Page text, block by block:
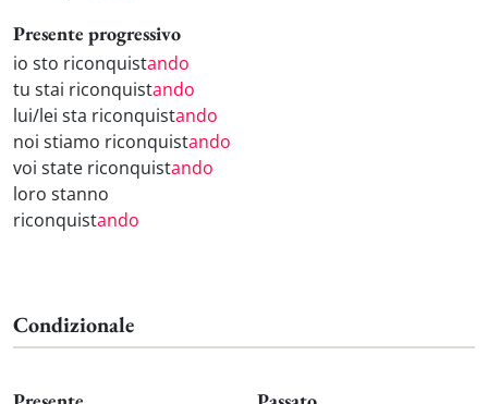
Presente progressivo
io sto riconquistando
tu stai riconquistando
lui/lei sta riconquistando
noi stiamo riconquistando
voi state riconquistando
loro stanno
riconquistando
Condizionale